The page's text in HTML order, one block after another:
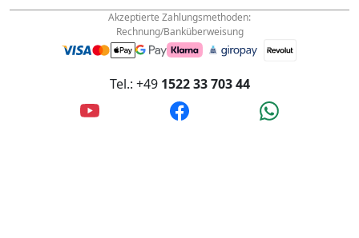
Akzeptierte Zahlungsmethoden:
Rechnung/Banküberweisung
Tel.: +49 1522 33 703 44